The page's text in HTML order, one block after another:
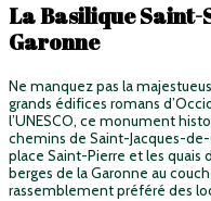
La Basilique Saint-
Garonne
Ne manquez pas la
grands édifices romans
l’UNESCO, ce monument
chemins de Saint-Jacques-
place Saint-Pierre et les quais
berges de la Garonne au
rassemblement préféré des